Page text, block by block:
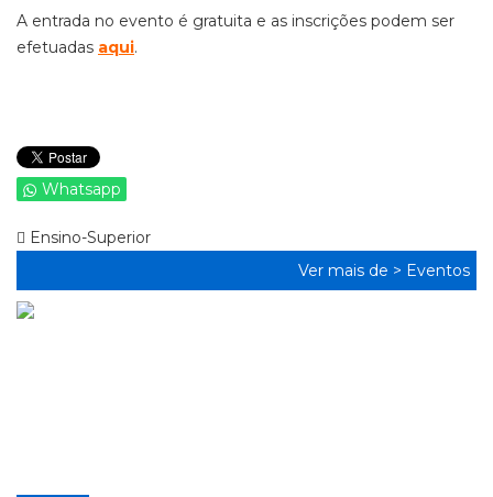
A entrada no evento é gratuita e as inscrições podem ser
efetuadas aqui.
Whatsapp
Ensino-Superior
Ver mais de > Eventos